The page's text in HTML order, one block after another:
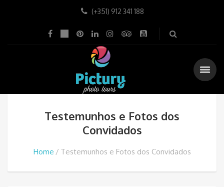
(+351) 912 341 188
Testemunhos e Fotos dos
Convidados
Home Testemunhos e Fotos dos Convidados